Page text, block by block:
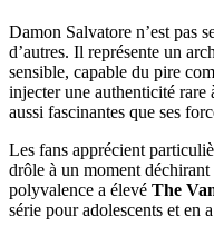
Damon Salvatore n’est pas
d’autres. Il représente un
sensible, capable du pire
injecter une authenticité rare
aussi fascinantes que ses
Les fans apprécient
drôle à un moment
polyvalence a élevé The
série pour adolescents et en